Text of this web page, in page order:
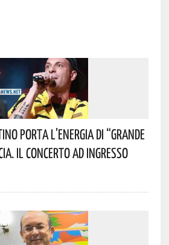
Porta L’energia Di “Grande
Il Concerto Ad Ingresso